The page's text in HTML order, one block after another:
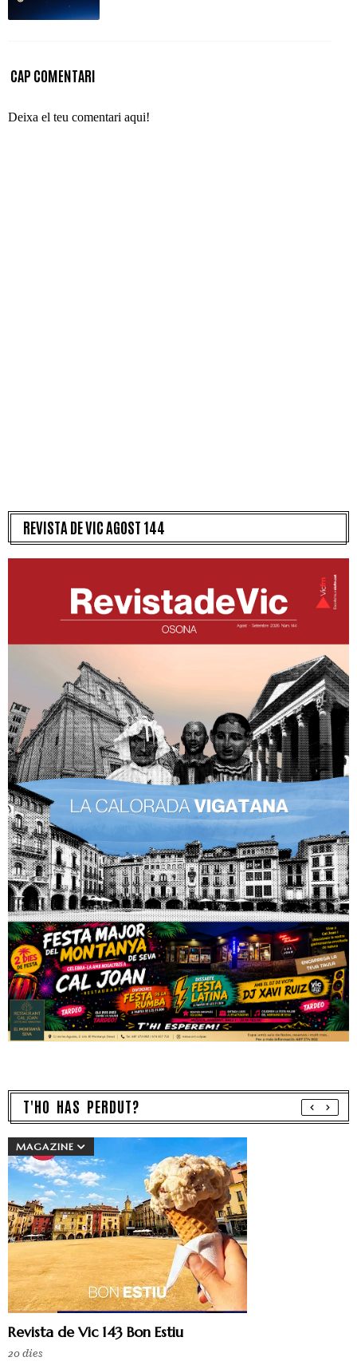
CAP COMENTARI
Deixa el teu comentari aqui!
REVISTA DE VIC AGOST 144
T'HO HAS PERDUT?
MAGAZINE
Revista de Vic 143 Bon Estiu
20 dies